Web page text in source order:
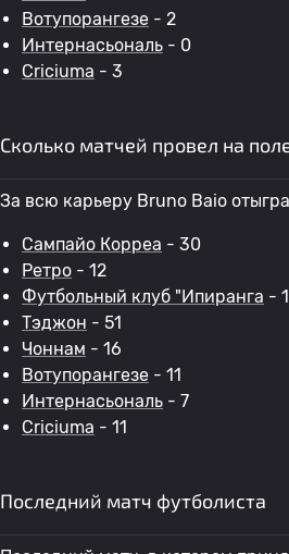
Вотупорангезе - 2
Интернасьональ - 0
Criciuma - 3
Сколько матчей провел на
За всю карьеру Bruno Baio
Сампайо Корреа - 30
Ретро - 12
Футбольный клуб "Ипиранга -
Тэджон - 51
Чоннам - 16
Вотупорангезе - 11
Интернасьональ - 7
Criciuma - 11
Последний матч футболиста